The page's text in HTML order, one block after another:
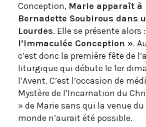
Conception, Marie apparaît à
Bernadette Soubirous dans
Lourdes. Elle se présente alors :
l’Immaculée Conception ».
c’est donc la première fête de
liturgique qui débute le 1er
l’Avent. C’est l’occasion de
Mystère de l’Incarnation du
» de Marie sans qui la venue
monde n’aurait été possible.